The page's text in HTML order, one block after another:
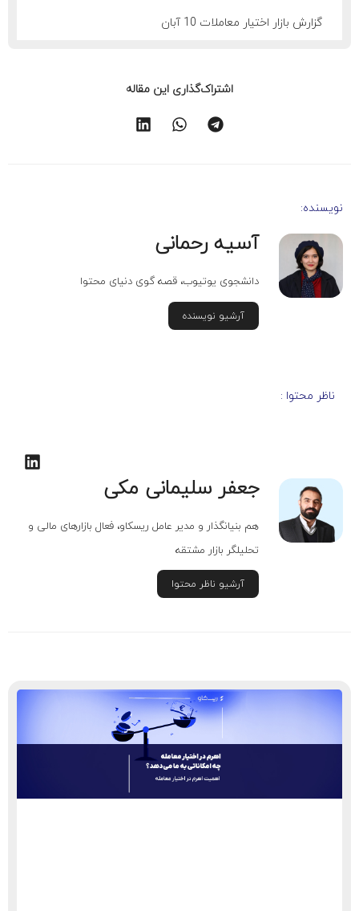
گزارش بازار اختیار معاملات 10 آبان
اشتراک‌گذاری این مقاله
نویسنده:
آسیه رحمانی
دانشجوی یوتیوب، قصه گوی دنیای محتوا
آرشیو نویسنده
ناظر محتوا :
جعفر سلیمانی مکی
هم بنیانگذار و مدیر عامل ریسکاو، فعال بازارهای مالی و
تحلیلگر بازار مشتقه
آرشیو ناظر محتوا